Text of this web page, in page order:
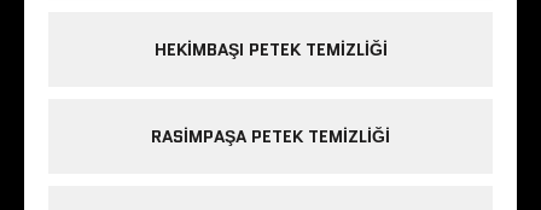
HEKIMBAŞI PETEK TEMIZLIĞI
RASIMPAŞA PETEK TEMIZLIĞI